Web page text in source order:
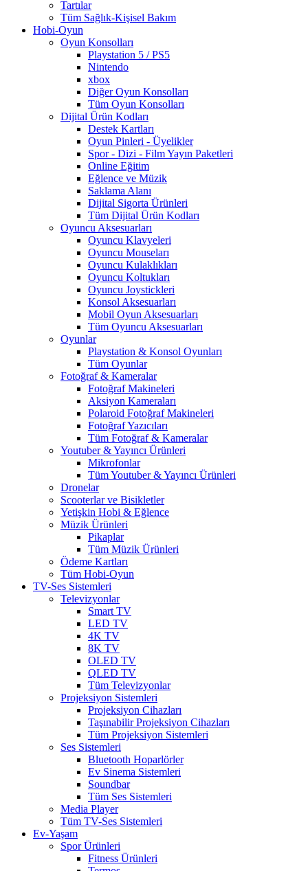
Tartılar
Tüm Sağlık-Kişisel Bakım
Hobi-Oyun
Oyun Konsolları
Playstation 5 / PS5
Nintendo
xbox
Diğer Oyun Konsolları
Tüm Oyun Konsolları
Dijital Ürün Kodları
Destek Kartları
Oyun Pinleri - Üyelikler
Spor - Dizi - Film Yayın Paketleri
Online Eğitim
Eğlence ve Müzik
Saklama Alanı
Dijital Sigorta Ürünleri
Tüm Dijital Ürün Kodları
Oyuncu Aksesuarları
Oyuncu Klavyeleri
Oyuncu Mouseları
Oyuncu Kulaklıkları
Oyuncu Koltukları
Oyuncu Joystickleri
Konsol Aksesuarları
Mobil Oyun Aksesuarları
Tüm Oyuncu Aksesuarları
Oyunlar
Playstation & Konsol Oyunları
Tüm Oyunlar
Fotoğraf & Kameralar
Fotoğraf Makineleri
Aksiyon Kameraları
Polaroid Fotoğraf Makineleri
Fotoğraf Yazıcıları
Tüm Fotoğraf & Kameralar
Youtuber & Yayıncı Ürünleri
Mikrofonlar
Tüm Youtuber & Yayıncı Ürünleri
Dronelar
Scooterlar ve Bisikletler
Yetişkin Hobi & Eğlence
Müzik Ürünleri
Pikaplar
Tüm Müzik Ürünleri
Ödeme Kartları
Tüm Hobi-Oyun
TV-Ses Sistemleri
Televizyonlar
Smart TV
LED TV
4K TV
8K TV
OLED TV
QLED TV
Tüm Televizyonlar
Projeksiyon Sistemleri
Projeksiyon Cihazları
Taşınabilir Projeksiyon Cihazları
Tüm Projeksiyon Sistemleri
Ses Sistemleri
Bluetooth Hoparlörler
Ev Sinema Sistemleri
Soundbar
Tüm Ses Sistemleri
Media Player
Tüm TV-Ses Sistemleri
Ev-Yaşam
Spor Ürünleri
Fitness Ürünleri